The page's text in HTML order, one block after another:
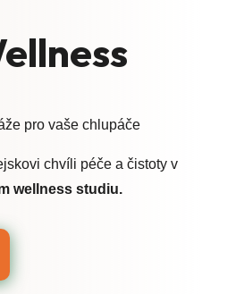
pro vaše chlupáče
chvíli péče a čistoty v
wellness studiu.